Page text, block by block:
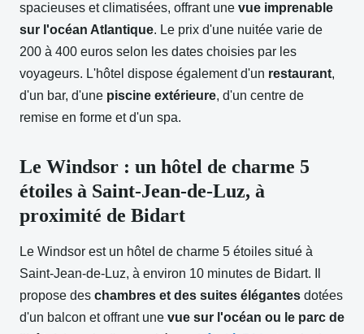
spacieuses et climatisées, offrant une vue imprenable
sur l'océan Atlantique. Le prix d'une nuitée varie de
200 à 400 euros selon les dates choisies par les
voyageurs. L'hôtel dispose également d'un restaurant,
d'un bar, d'une piscine extérieure, d'un centre de
remise en forme et d'un spa.
Le Windsor : un hôtel de charme 5
étoiles à Saint-Jean-de-Luz, à
proximité de Bidart
Le Windsor est un hôtel de charme 5 étoiles situé à
Saint-Jean-de-Luz, à environ 10 minutes de Bidart. Il
propose des chambres et des suites élégantes dotées
d'un balcon et offrant une vue sur l'océan ou le parc de